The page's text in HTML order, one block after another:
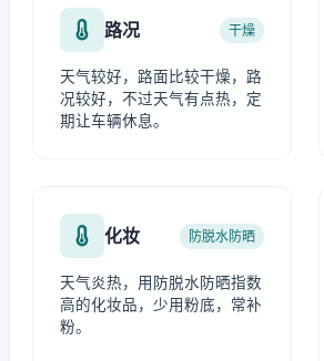
路况 干燥
天气较好，路面比较干燥，路
况较好，不过天气有点热，定
期让车辆休息。
化妆 防脱水防晒
天气炎热，用防脱水防晒指数
高的化妆品，少用粉底，常补
粉。